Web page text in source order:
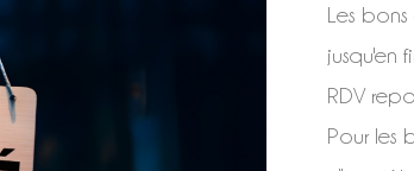
Massage Global
Massage aux
Les
jusqu'en
RDV
Pour les